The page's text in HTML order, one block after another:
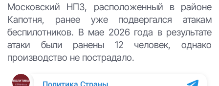
Московский НПЗ, расположенный в районе
Капотня, ранее уже подвергался атакам
беспилотников. В мае 2026 года в результате
атаки были ранены 12 человек, однако
производство не пострадало.